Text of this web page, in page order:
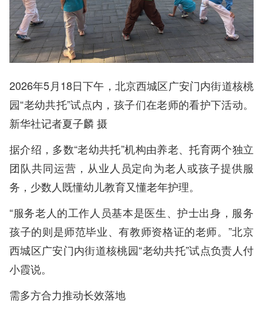
2026年5月18日下午，北京西城区广安门内街道核桃
园“老幼共托”试点内，孩子们在老师的看护下活动。
新华社记者夏子麟 摄
据介绍，多数“老幼共托”机构由养老、托育两个独立
团队共同运营，从业人员定向为老人或孩子提供服
务，少数人既懂幼儿教育又懂老年护理。
“服务老人的工作人员基本是医生、护士出身，服务
孩子的则是师范毕业、有教师资格证的老师。”北京
西城区广安门内街道核桃园“老幼共托”试点负责人付
小霞说。
需多方合力推动长效落地